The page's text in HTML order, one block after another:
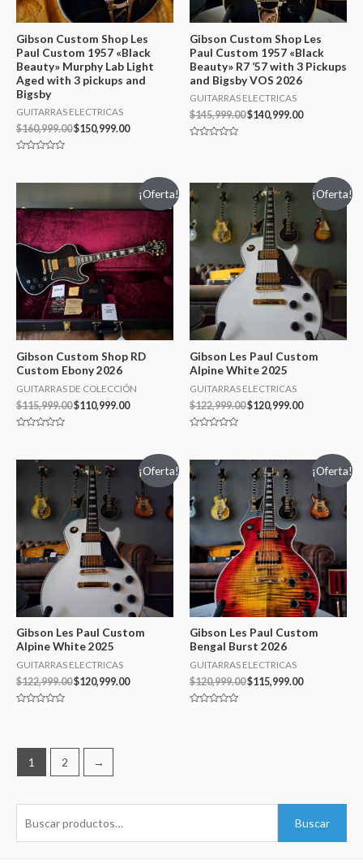
Buscar
Gibson Custom Shop Les
Paul Custom 1957 «Black
Beauty» Murphy Lab Light
Aged with 3 pickups and
Bigsby
GUITARRAS ELECTRICAS
$160,999.00$150,999.00
de
Gibson Custom Shop Les
Paul Custom 1957 «Black
Beauty» R7 ’57 with 3 Pickups
and Bigsby VOS 2026
GUITARRAS ELECTRICAS
$145,999.00$140,999.00
5
¡Oferta!
Gibson Custom Shop RD
Custom Ebony 2026
GUITARRAS DE COLECCIÓN
$115,999.00$110,999.00
de
¡Oferta!
Gibson Les Paul Custom
Alpine White 2025
GUITARRAS ELECTRICAS
$122,999.00$120,999.00
de
5
¡Oferta!
Gibson Les Paul Custom
Alpine White 2025
GUITARRAS ELECTRICAS
$122,999.00$120,999.00
5
¡Oferta!
Gibson Les Paul Custom
Bengal Burst 2026
GUITARRAS ELECTRICAS
$120,999.00$115,999.00
1 2 →